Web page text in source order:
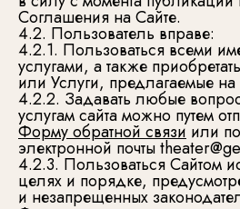
Соглашения на Сайте.
4.2. Пользователь вправе:
4.2.1. Пользоваться всеми
услугами, а также
или Услуги, предлагаемые на
4.2.2. Задавать любые
услугам сайта можно путем
Форму обратной связиили
электронной почты
4.2.3. Пользоваться Сайтом
целях и порядке,
и незапрещенных